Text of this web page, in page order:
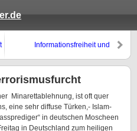
Informationsfreiheit und
Minarettablehnung, ist oft quer
eine sehr diffuse Türken,- Islam-
in deutschen Moscheen
in Deutschland zum heiligen